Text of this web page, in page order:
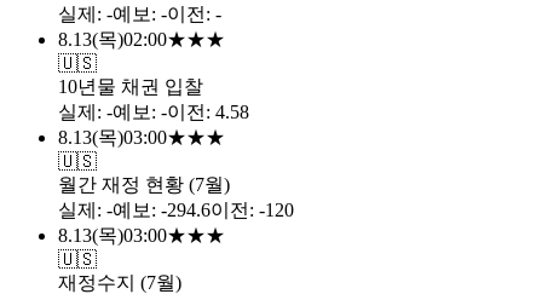
실제 : -예보 : -이전 : -
8.13(목)02:00★★★
🇺🇸
10년물 채권 입찰
실제 : -예보 : -이전 : 4.58
8.13(목)03:00★★★
🇺🇸
월간 재정 현황 (7월)
실제 : -예보 : -294.6이전 : -120
8.13(목)03:00★★★
🇺🇸
재정수지 (7월)